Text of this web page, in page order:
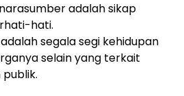
adalah sikap
hati.
segala segi kehidupan
selain yang terkait